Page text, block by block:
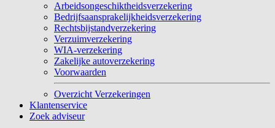
Arbeidsongeschiktheidsverzekering
Bedrijfsaansprakelijkheidsverzekering
Rechtsbijstandverzekering
Verzuimverzekering
WIA-verzekering
Zakelijke autoverzekering
Voorwaarden
Overzicht Verzekeringen
Klantenservice
Zoek adviseur